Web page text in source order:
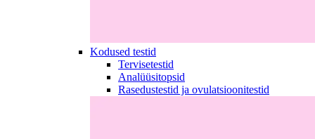
Kodused testid
Tervisetestid
Analüüsitopsid
Rasedustestid ja ovulatsioonitestid